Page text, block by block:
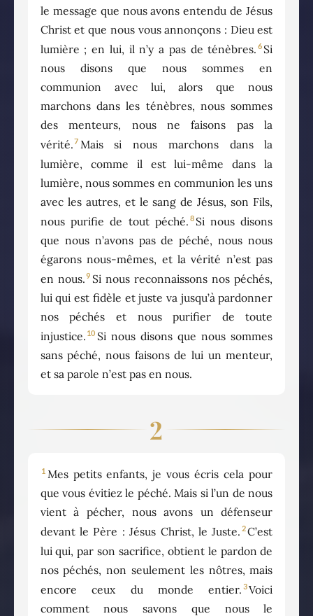
le message que nous avons entendu de Jésus
Christ et que nous vous annonçons : Dieu est
lumière ; en lui, il n’y a pas de ténèbres. 6 Si
nous disons que nous sommes en
communion avec lui, alors que nous
marchons dans les ténèbres, nous sommes
des menteurs, nous ne faisons pas la
vérité.7 Mais si nous marchons dans la
lumière, comme il est lui-même dans la
lumière, nous sommes en communion les uns
avec les autres, et le sang de Jésus, son Fils,
nous purifie de tout péché. 8 Si nous disons
que nous n’avons pas de péché, nous nous
égarons nous-mêmes, et la vérité n’est pas
en nous.9 Si nous reconnaissons nos péchés,
lui qui est fidèle et juste va jusqu’à pardonner
nos péchés et nous purifier de toute
injustice. 10 Si nous disons que nous sommes
sans péché, nous faisons de lui un menteur,
et sa parole n’est pas en nous.
2
1 Mes petits enfants, je vous écris cela pour
que vous évitiez le péché. Mais si l’un de nous
vient à pécher, nous avons un défenseur
devant le Père : Jésus Christ, le Juste. 2C’est
lui qui, par son sacrifice, obtient le pardon de
nos péchés, non seulement les nôtres, mais
encore ceux du monde entier. 3Voici
comment nous savons que nous le